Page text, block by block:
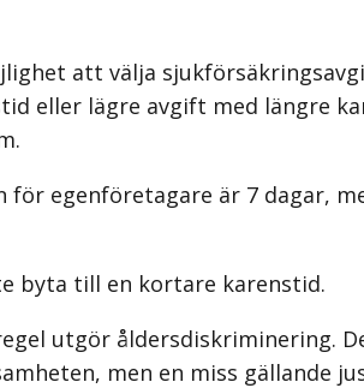
att välja
eller lägre avgift med längre
egenföretagare är 7 dagar,
byta till en kortare karenstid.
utgör åldersdiskriminering.
men en miss gällande